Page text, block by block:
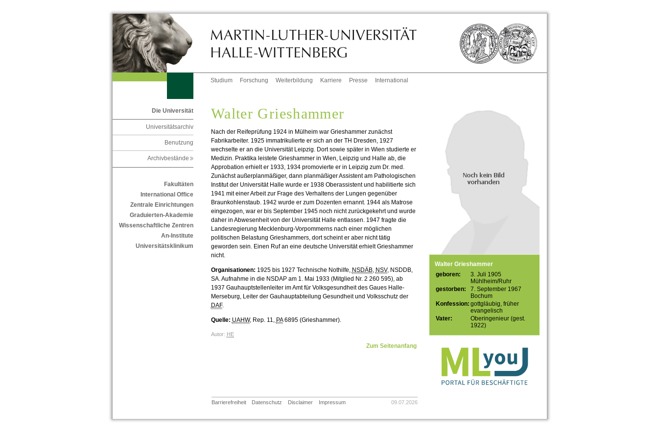
Studium Forschung Weiterbildung Karriere Presse International
Die Universität
Universitätsarchiv
Benutzung
Archivbestände
Fakultäten
International Office
Zentrale Einrichtungen
Graduierten-Akademie
Wissenschaftliche Zentren
An-Institute
Universitätsklinikum
Walter Grieshammer
geboren:
3. Juli 1905
Mühlheim/Ruhr
gestorben:
7. September 1967
Bochum
Konfession: gottgläubig, früher
evangelisch
Vater:
Oberingenieur (gest.
1922)
Walter Grieshammer
Nach der Reifeprüfung 1924 in Mülheim war Grieshammer zunächst
Fabrikarbeiter. 1925 immatrikulierte er sich an der TH Dresden, 1927
wechselte er an die Universität Leipzig. Dort sowie später in Wien studierte er
Medizin. Praktika leistete Grieshammer in Wien, Leipzig und Halle ab, die
Approbation erhielt er 1933, 1934 promovierte er in Leipzig zum Dr. med.
Zunächst außerplanmäßiger, dann planmäßiger Assistent am Pathologischen
Institut der Universität Halle wurde er 1938 Oberassistent und habilitierte sich
1941 mit einer Arbeit zur Frage des Verhaltens der Lungen gegenüber
Braunkohlenstaub. 1942 wurde er zum Dozenten ernannt. 1944 als Matrose
eingezogen, war er bis September 1945 noch nicht zurückgekehrt und wurde
daher in Abwesenheit von der Universität Halle entlassen. 1947 fragte die
Landesregierung Mecklenburg-Vorpommerns nach einer möglichen
politischen Belastung Grieshammers, dort scheint er aber nicht tätig
geworden sein. Einen Ruf an eine deutsche Universität erhielt Grieshammer
nicht.
Organisationen: 1925 bis 1927 Technische Nothilfe, NSDÄB, NSV, NSDDB,
SA. Aufnahme in die NSDAP am 1. Mai 1933 (Mitglied Nr. 2 260 595), ab
1937 Gauhauptstellenleiter im Amt für Volksgesundheit des Gaues Halle-
Merseburg, Leiter der Gauhauptabteilung Gesundheit und Volksschutz der
DAF.
Quelle: UAHW, Rep. 11, PA6895 (Grieshammer).
Autor: HE
Zum Seitenanfang
Barrierefreiheit Datenschutz Disclaimer Impressum 09.07.2026